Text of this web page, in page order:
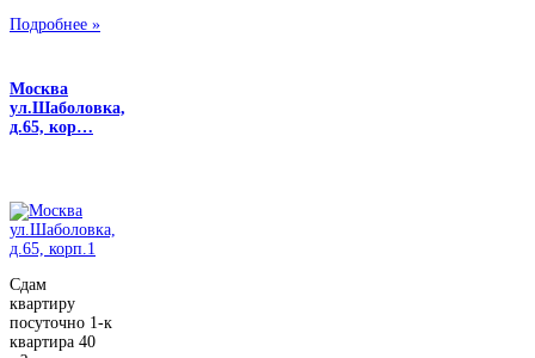
Подробнее »
Москва
ул.Шаболовка,
д.65, кор…
Сдам
квартиру
посуточно 1-к
квартира 40